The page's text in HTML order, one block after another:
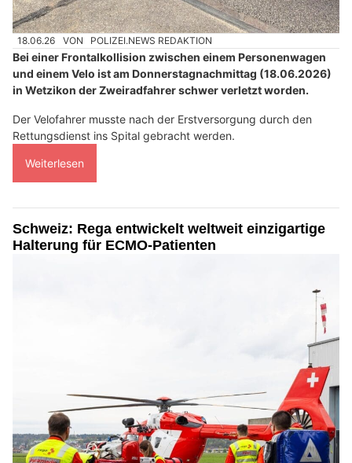
18.06.26 VON POLIZEI.NEWS REDAKTION
Bei einer Frontalkollision zwischen einem Personenwagen
und einem Velo ist am Donnerstagnachmittag (18.06.2026)
in Wetzikon der Zweiradfahrer schwer verletzt worden.
Der Velofahrer musste nach der Erstversorgung durch den
Rettungsdienst ins Spital gebracht werden.
Weiterlesen
Schweiz: Rega entwickelt weltweit einzigartige
Halterung für ECMO-Patienten